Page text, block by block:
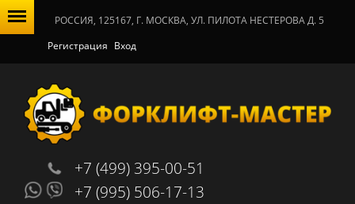
РОССИЯ, 125167, Г. МОСКВА, УЛ. ПИЛОТА НЕСТЕРОВА Д. 5
Регистрация Вход
+7 (499) 395-00-51
+7 (995) 506-17-13